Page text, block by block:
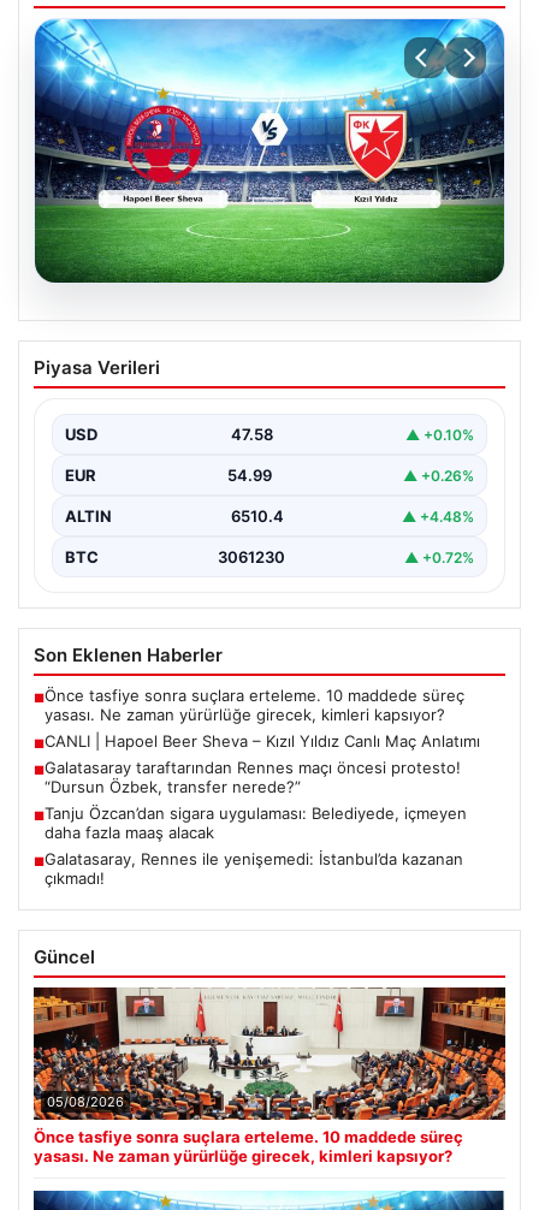
04.08.2026
CANLI | Hapoel Beer Sheva – Kızıl Yıldız
Canlı Maç Anlatımı
Piyasa Verileri
USD 47.58 ▲ +0.10%
EUR 54.99 ▲ +0.26%
ALTIN 6510.4 ▲ +4.48%
BTC 3061230 ▲ +0.72%
Son Eklenen Haberler
■Önce tasfiye sonra suçlara erteleme. 10 maddede süreç
yasası. Ne zaman yürürlüğe girecek, kimleri kapsıyor?
■CANLI | Hapoel Beer Sheva – Kızıl Yıldız Canlı Maç Anlatımı
■Galatasaray taraftarından Rennes maçı öncesi protesto!
“Dursun Özbek, transfer nerede?”
■Tanju Özcan’dan sigara uygulaması: Belediyede, içmeyen
daha fazla maaş alacak
■Galatasaray, Rennes ile yenişemedi: İstanbul’da kazanan
çıkmadı!
Güncel
05/08/2026
Önce tasfiye sonra suçlara erteleme. 10 maddede süreç
yasası. Ne zaman yürürlüğe girecek, kimleri kapsıyor?